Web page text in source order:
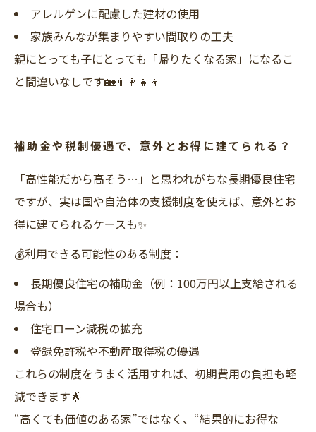
アレルゲンに配慮した建材の使用
家族みんなが集まりやすい間取りの工夫
親にとっても子にとっても「帰りたくなる家」になるこ
と間違いなしです🏡👨‍👩‍👧‍👦
補助金や税制優遇で、意外とお得に建てられる？
「高性能だから高そう…」と思われがちな長期優良住宅
ですが、実は国や自治体の支援制度を使えば、意外とお
得に建てられるケースも✨
💰利用できる可能性のある制度：
長期優良住宅の補助金（例：100万円以上支給される
場合も）
住宅ローン減税の拡充
登録免許税や不動産取得税の優遇
これらの制度をうまく活用すれば、初期費用の負担も軽
減できます🌟
“高くても価値のある家”ではなく、“結果的にお得な